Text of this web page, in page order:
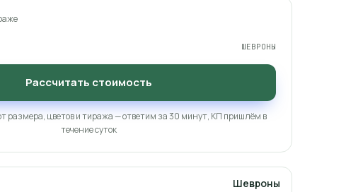
ШЕВРОНЫ
Рассчитать стоимость
размера, цветов и тиража — ответим за 30 минут, КП пришлём в
течение суток
Шевроны